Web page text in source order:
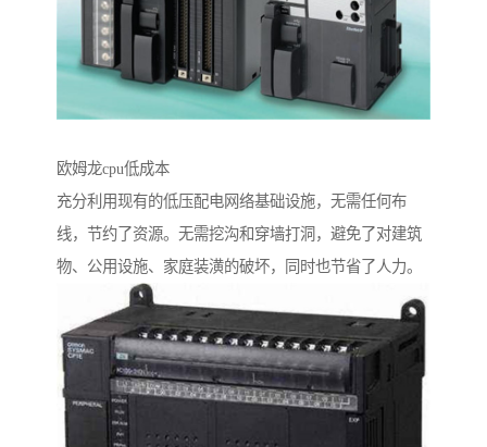
欧姆龙cpu低成本
充分利用现有的低压配电网络基础设施，无需任何布
线，节约了资源。无需挖沟和穿墙打洞，避免了对建筑
物、公用设施、家庭装潢的破坏，同时也节省了人力。